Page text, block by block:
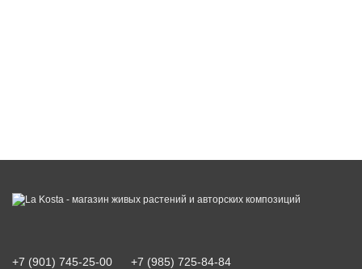
+7 (901) 745-25-00
+7 (985) 725-84-84